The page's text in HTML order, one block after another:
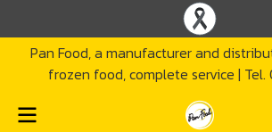
Pan Food, a manufacturer and
frozen food, complete service |